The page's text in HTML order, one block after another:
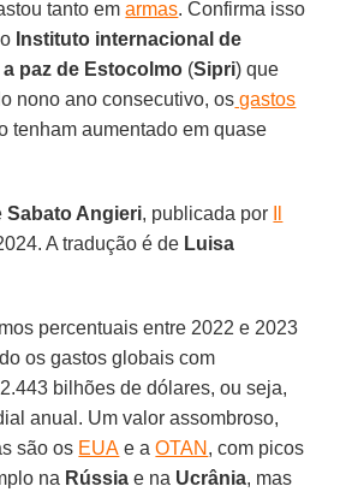
tanto emarmas. Confirma isso
Instituto internacional de
paz de Estocolmo (Sipri) que
nono ano consecutivo, os gastos
tenham aumentado em quase
Sabato Angieri, publicada por
A tradução é de Luisa
percentuais entre 2022 e 2023
os gastos globais com
bilhões de dólares, ou seja,
anual. Um valor assombroso,
são os EUA e aOTAN , com picos
na Rússia e na Ucrânia, mas